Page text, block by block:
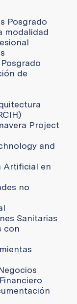
Posgrado
modalidad
de
Project
and
Artificial en
no
Sanitarias
con